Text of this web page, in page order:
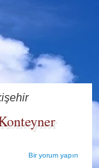
Bir yorum yapın